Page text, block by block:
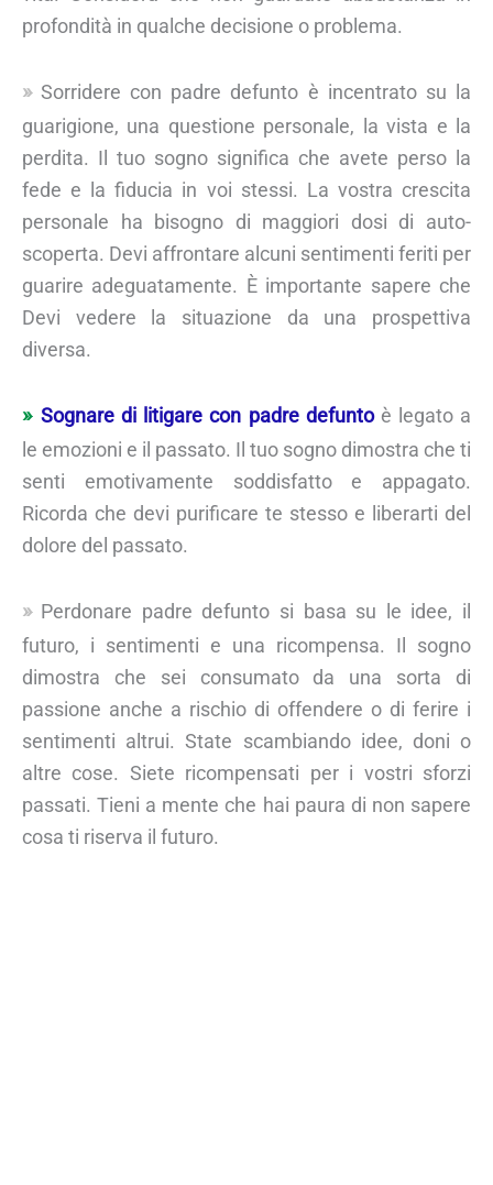
profondità in qualche decisione o problema.
Sorridere con padre defunto è incentrato su la
guarigione, una questione personale, la vista e la
perdita. Il tuo sogno significa che avete perso la
fede e la fiducia in voi stessi. La vostra crescita
personale ha bisogno di maggiori dosi di auto-
scoperta. Devi affrontare alcuni sentimenti feriti per
guarire adeguatamente. È importante sapere che
Devi vedere la situazione da una prospettiva
diversa.
Sognare di litigare con padre defuntoè legato a
le emozioni e il passato. Il tuo sogno dimostra che ti
senti emotivamente soddisfatto e appagato.
Ricorda che devi purificare te stesso e liberarti del
dolore del passato.
Perdonare padre defunto si basa su le idee, il
futuro, i sentimenti e una ricompensa. Il sogno
dimostra che sei consumato da una sorta di
passione anche a rischio di offendere o di ferire i
sentimenti altrui. State scambiando idee, doni o
altre cose. Siete ricompensati per i vostri sforzi
passati. Tieni a mente che hai paura di non sapere
cosa ti riserva il futuro.